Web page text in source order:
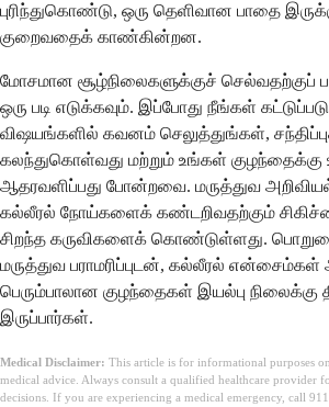
புரிந்துகொண்டு, ஒரு தெளிவான பாதை
குறைவதைக் காண்கின்றன.
மோசமான சூழ்நிலைகளுக்குச் செல்வதற்குப்
ஒரு படி எடுக்கவும். இப்போது நீங்கள்
விஷயங்களில் கவனம் செலுத்துங்கள்,
கலந்துகொள்வது மற்றும் உங்கள் குழந்தைக்கு
ஆதரவளிப்பது போன்றவை. மருத்துவ
கல்லீரல் நோய்களைக் கண்டறிவதற்கும்
சிறந்த கருவிகளைக் கொண்டுள்ளது.
மருத்துவ பராமரிப்புடன், கல்லீரல்
பெரும்பாலான குழந்தைகள் இயல்பு நிலைக்கு
இருப்பார்கள்.
Medical Disclaimer: This article is for informational purposes
medical advice. Always consult a qualified healthcare provider
decisions. If you are experiencing a medical emergency, call